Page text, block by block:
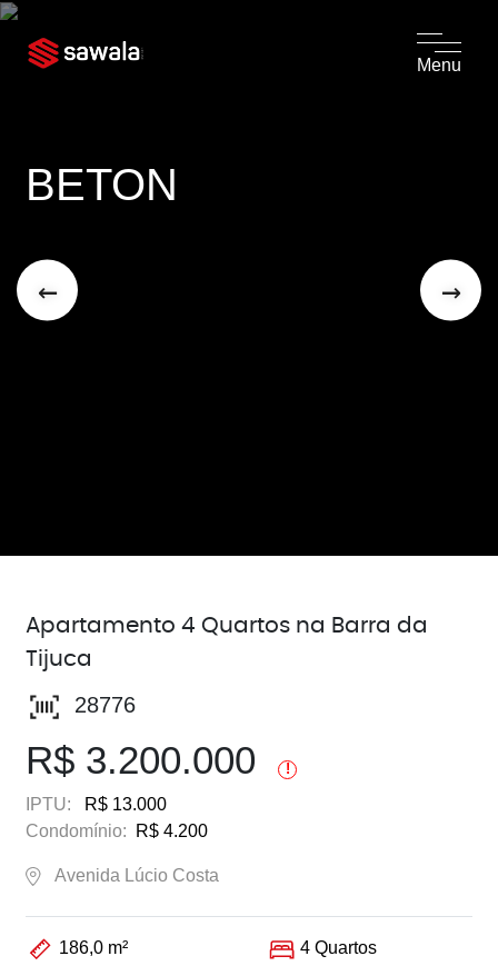
Menu
← →
BETON
Apartamento 4 Quartos na Barra da
Tijuca
28776
R$ 3.200.000 !
IPTU:
R$ 13.000
Condomínio:
R$ 4.200
Avenida Lúcio Costa
186,0 m² 4 Quartos